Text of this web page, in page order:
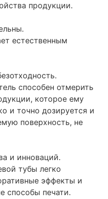
продукции.
естественным
способен отмерить
которое ему
и точно дозируется и
поверхность, не
и инноваций.
тубы легко
эффекты и
способы печати.